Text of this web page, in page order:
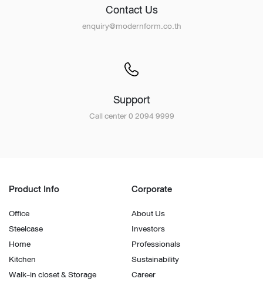
Contact Us
enquiry@modernform.co.th
Support
Call center 0 2094 9999
Product Info
Office
Steelcase
Home
Kitchen
Walk-in closet & Storage
Corporate
About Us
Investors
Professionals
Sustainability
Career